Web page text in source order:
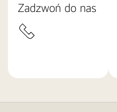
Zadzwoń do nas